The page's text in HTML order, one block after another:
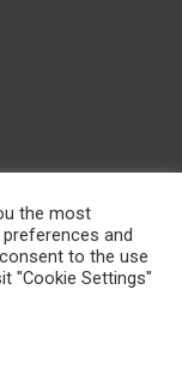
the most
and
to the use
"Cookie Settings"